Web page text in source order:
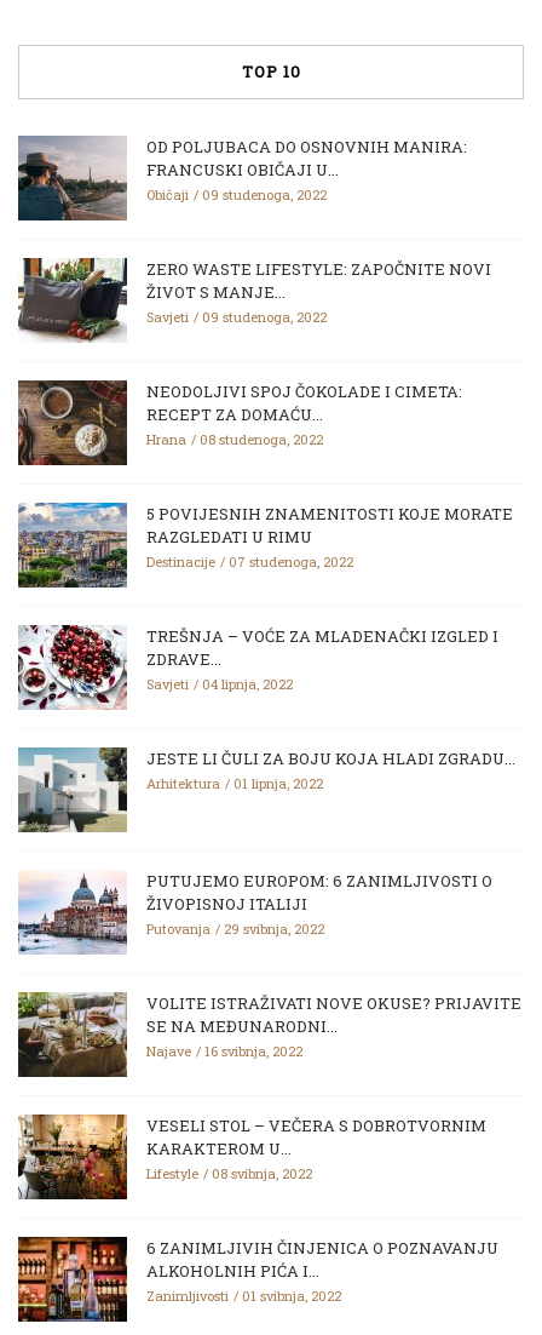
TOP 10
OD POLJUBACA DO OSNOVNIH MANIRA:
FRANCUSKI OBIČAJI U...
Običaji 09 studenoga, 2022
ZERO WASTE LIFESTYLE: ZAPOČNITE NOVI
ŽIVOT S MANJE...
Savjeti 09 studenoga, 2022
NEODOLJIVI SPOJ ČOKOLADE I CIMETA:
RECEPT ZA DOMAĆU...
Hrana 08 studenoga, 2022
5 POVIJESNIH ZNAMENITOSTI KOJE MORATE
RAZGLEDATI U RIMU
Destinacije 07 studenoga, 2022
TREŠNJA – VOĆE ZA MLADENAČKI IZGLED I
ZDRAVE...
Savjeti 04 lipnja, 2022
JESTE LI ČULI ZA BOJU KOJA HLADI ZGRADU...
Arhitektura 01 lipnja, 2022
PUTUJEMO EUROPOM: 6 ZANIMLJIVOSTI O
ŽIVOPISNOJ ITALIJI
Putovanja 29 svibnja, 2022
VOLITE ISTRAŽIVATI NOVE OKUSE? PRIJAVITE
SE NA MEĐUNARODNI...
Najave 16 svibnja, 2022
VESELI STOL – VEČERA S DOBROTVORNIM
KARAKTEROM U...
Lifestyle 08 svibnja, 2022
6 ZANIMLJIVIH ČINJENICA O POZNAVANJU
ALKOHOLNIH PIĆA I...
Zanimljivosti 01 svibnja, 2022